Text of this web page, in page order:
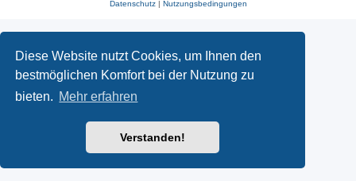
Diese Website nutzt Cookies, um Ihnen den
bestmöglichen Komfort bei der Nutzung zu
bieten. Mehr erfahren
Verstanden!
Datenschutz| Nutzungsbedingungen